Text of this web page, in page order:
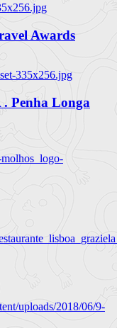
Awards
335x256.jpg
Penha Longa
uploads/2018/06/9-